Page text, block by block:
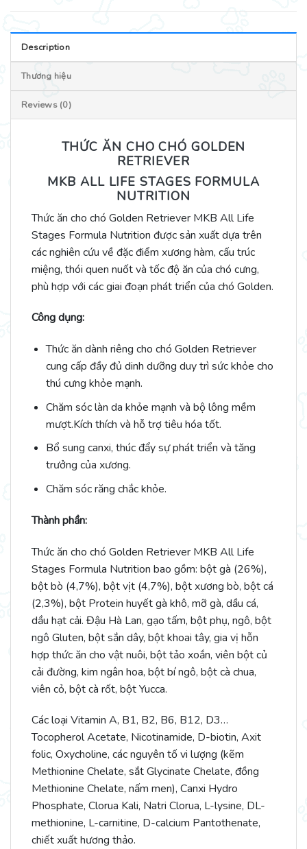
Description
Thương hiệu
Reviews (0)
THỨC ĂN CHO CHÓ GOLDEN
RETRIEVER
MKB ALL LIFE STAGES FORMULA
NUTRITION
Thức ăn cho chó Golden Retriever MKB All Life
Stages Formula Nutrition được sản xuất dựa trên
các nghiên cứu về đặc điểm xương hàm, cấu trúc
miệng, thói quen nuốt và tốc độ ăn của chó cưng,
phù hợp với các giai đoạn phát triển của chó Golden.
Công dụng:
Thức ăn dành riêng cho chó Golden Retriever
cung cấp đầy đủ dinh dưỡng duy trì sức khỏe cho
thú cưng khỏe mạnh.
Chăm sóc làn da khỏe mạnh và bộ lông mềm
mượt.Kích thích và hỗ trợ tiêu hóa tốt.
Bổ sung canxi, thúc đẩy sự phát triển và tăng
trưởng của xương.
Chăm sóc răng chắc khỏe.
Thành phần:
Thức ăn cho chó Golden Retriever MKB All Life
Stages Formula Nutrition bao gồm: bột gà (26%),
bột bò (4,7%), bột vịt (4,7%), bột xương bò, bột cá
(2,3%), bột Protein huyết gà khô, mỡ gà, dầu cá,
dầu hạt cải. Đậu Hà Lan, gạo tấm, bột phụ, ngô, bột
ngô Gluten, bột sắn dây, bột khoai tây, gia vị hỗn
hợp thức ăn cho vật nuôi, bột tảo xoắn, viên bột củ
cải đường, kim ngân hoa, bột bí ngô, bột cà chua,
viên cỏ, bột cà rốt, bột Yucca.
Các loại Vitamin A, B1, B2, B6, B12, D3…
Tocopherol Acetate, Nicotinamide, D-biotin, Axit
folic, Oxycholine, các nguyên tố vi lượng (kẽm
Methionine Chelate, sắt Glycinate Chelate, đồng
Methionine Chelate, nấm men), Canxi Hydro
Phosphate, Clorua Kali, Natri Clorua, L-lysine, DL-
methionine, L-carnitine, D-calcium Pantothenate,
chiết xuất hương thảo.